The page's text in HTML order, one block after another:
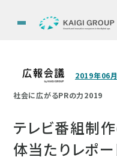
2019年06
社会に広がるPRの力2019
テレビ番組制
体当たりレポ